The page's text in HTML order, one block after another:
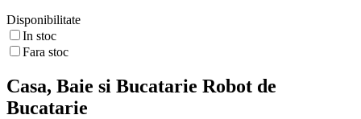
Disponibilitate
In stoc
Fara stoc
Casa, Baie si Bucatarie Robot de
Bucatarie